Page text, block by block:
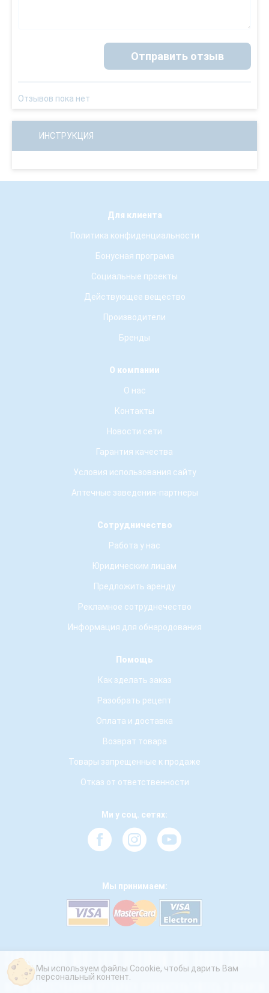
Отправить отзыв
Отзывов пока нет
ИНСТРУКЦИЯ
Для клиента
Политика конфиденциальности
Бонусная програма
Социальные проекты
Действующее вещество
Производители
Бренды
О компании
О нас
Контакты
Новости сети
Гарантия качества
Условия использования сайту
Аптечные заведения-партнеры
Сотрудничество
Работа у нас
Юридическим лицам
Предложить аренду
Рекламное сотруднечество
Информация для обнародования
Помощь
Как зделать заказ
Разобрать рецепт
Оплата и доставка
Возврат товара
Товары запрещенные к продаже
Отказ от ответственности
Ми у соц. сетях:
Мы принимаем:
Мы используем файлы Coookie, чтобы дарить Вам
персональный контент.